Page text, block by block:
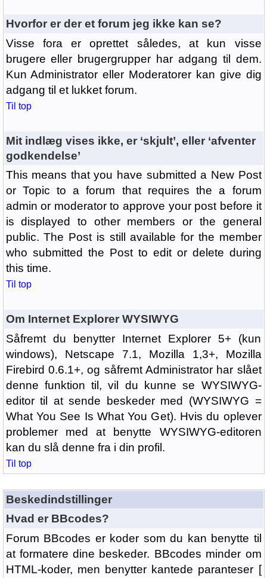
Hvorfor er der et forum jeg ikke kan se?
Visse fora er oprettet således, at kun visse
brugere eller brugergrupper har adgang til dem.
Kun Administrator eller Moderatorer kan give dig
adgang til et lukket forum.
Til top
Mit indlæg vises ikke, er ‘skjult’, eller ‘afventer
godkendelse’
This means that you have submitted a New Post
or Topic to a forum that requires the a forum
admin or moderator to approve your post before it
is displayed to other members or the general
public. The Post is still available for the member
who submitted the Post to edit or delete during
this time.
Til top
Om Internet Explorer WYSIWYG
Såfremt du benytter Internet Explorer 5+ (kun
windows), Netscape 7.1, Mozilla 1,3+, Mozilla
Firebird 0.6.1+, og såfremt Administrator har slået
denne funktion til, vil du kunne se WYSIWYG-
editor til at sende beskeder med (WYSIWYG =
What You See Is What You Get). Hvis du oplever
problemer med at benytte WYSIWYG-editoren
kan du slå denne fra i din profil.
Til top
Beskedindstillinger
Hvad er BBcodes?
Forum BBcodes er koder som du kan benytte til
at formatere dine beskeder. BBcodes minder om
HTML-koder, men benytter kantede paranteser [